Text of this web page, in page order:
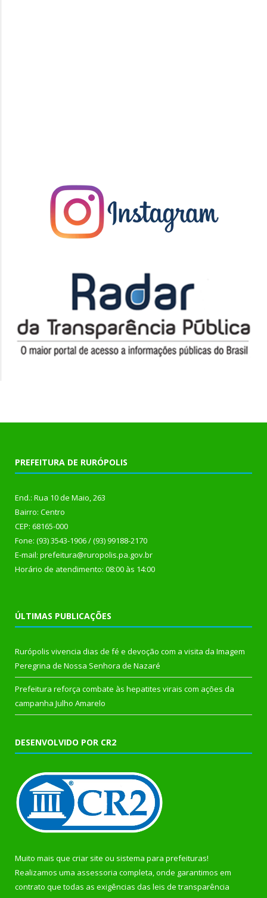
PREFEITURA DE RURÓPOLIS
End.: Rua 10 de Maio, 263
Bairro: Centro
CEP: 68165-000
Fone: (93) 3543-1906 / (93) 99188-2170
E-mail: prefeitura@ruropolis.pa.gov.br
Horário de atendimento: 08:00 às 14:00
ÚLTIMAS PUBLICAÇÕES
Rurópolis vivencia dias de fé e devoção com a visita da Imagem
Peregrina de Nossa Senhora de Nazaré
Prefeitura reforça combate às hepatites virais com ações da
campanha Julho Amarelo
DESENVOLVIDO POR CR2
Muito mais que criar site ou sistema para prefeituras!
Realizamos uma assessoria completa, onde garantimos em
contrato que todas as exigências das leis de transparência